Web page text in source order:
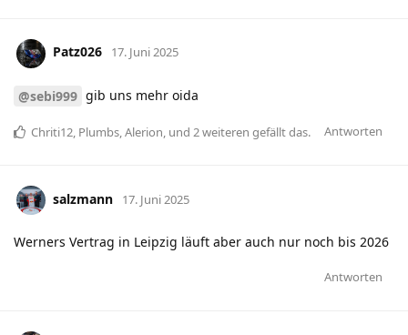
Patz026 17. Juni 2025
@sebi999 gib uns mehr oida
Antworten
Chriti12, Plumbs,Alerion, und 2weiteren gefällt das.
salzmann 17. Juni 2025
Werners Vertrag in Leipzig läuft aber auch nur noch bis 2026
Antworten